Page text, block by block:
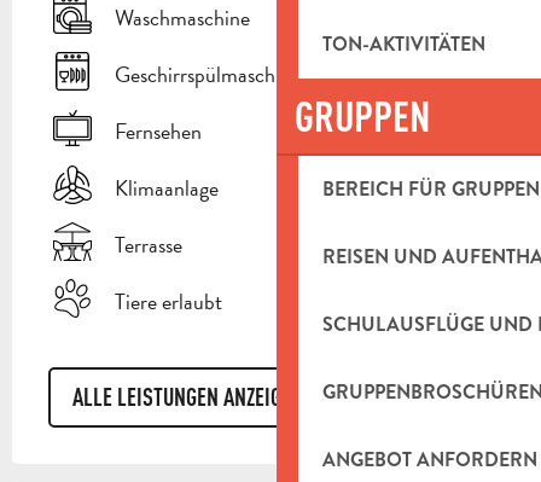
TON-AKTIVITÄTEN
GRUPPEN
BEREICH FÜR GRUPPEN
REISEN UND
SCHULAUSFLÜGE UND
ANGEBOT ANFORDERN
Waschmaschine
Geschirrspülmaschine
Fernsehen
Klimaanlage
Terrasse
Tiere erlaubt
ALLE LEISTUNGEN ANZEIGEN